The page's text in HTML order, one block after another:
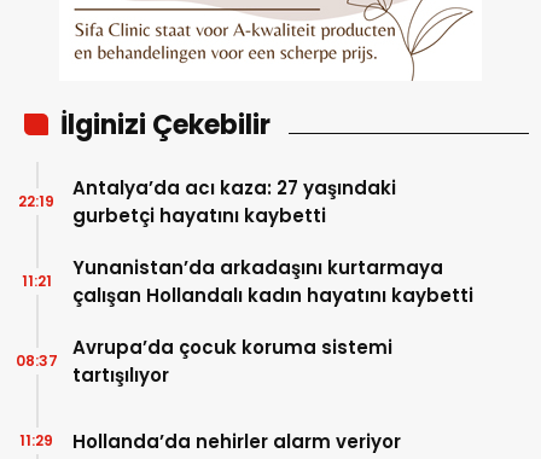
İlginizi Çekebilir
Antalya’da acı kaza: 27 yaşındaki
gurbetçi hayatını kaybetti
22:19
Yunanistan’da arkadaşını kurtarmaya
çalışan Hollandalı kadın hayatını kaybetti
11:21
Avrupa’da çocuk koruma sistemi
tartışılıyor
08:37
Hollanda’da nehirler alarm veriyor
11:29